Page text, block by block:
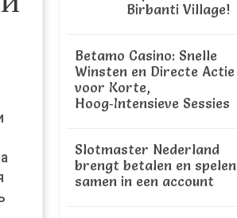
Birbanti Village!
Betamo Casino: Snelle
Winsten en Directe Actie
voor Korte,
Hoog‑Intensieve Sessies
Slotmaster Nederland
brengt betalen en spelen
samen in een account